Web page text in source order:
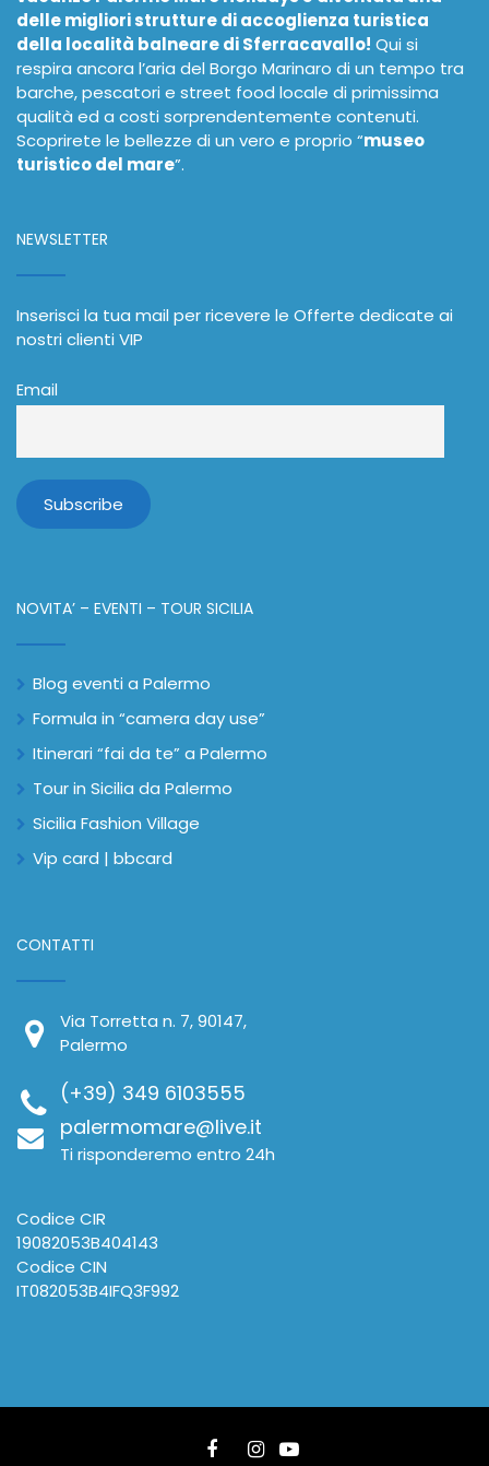
delle migliori strutture di accoglienza turistica
della località balneare di Sferracavallo! Qui si
respira ancora l’aria del Borgo Marinaro di un tempo tra
barche, pescatori e street food locale di primissima
qualità ed a costi sorprendentemente contenuti.
Scoprirete le bellezze di un vero e proprio “museo
turistico del mare”.
NEWSLETTER
Inserisci la tua mail per ricevere le Offerte dedicate ai
nostri clienti VIP
Email
NOVITA’ – EVENTI – TOUR SICILIA
Blog eventi a Palermo
Formula in “camera day use”
Itinerari “fai da te” a Palermo
Tour in Sicilia da Palermo
Sicilia Fashion Village
Vip card | bbcard
CONTATTI
Via Torretta n. 7, 90147,
Palermo
(+39) 349 6103555
palermomare@live.it
Ti risponderemo entro 24h
Codice CIR
19082053B404143
Codice CIN
IT082053B4IFQ3F992